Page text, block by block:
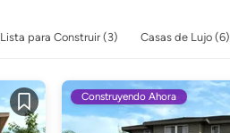
Lista para Construir (3) Casas de Lujo (6)
Guardar
Construyendo Ahora